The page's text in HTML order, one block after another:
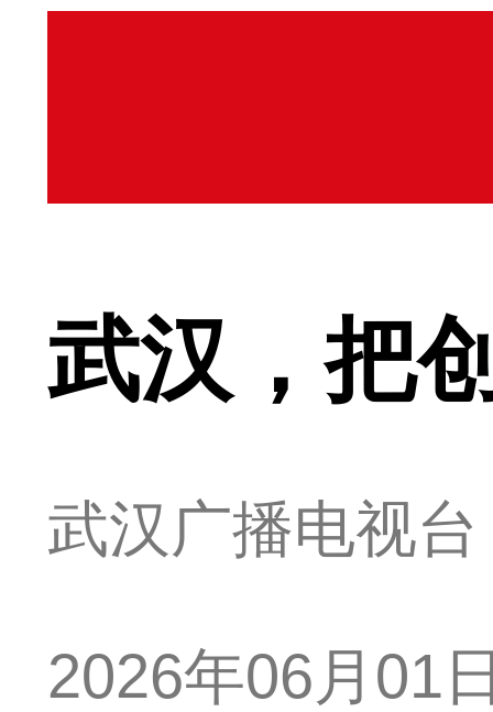
武汉，把
武汉广播电视台
2026年06月01